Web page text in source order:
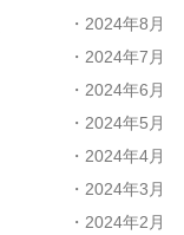
2024年8月
2024年7月
2024年6月
2024年5月
2024年4月
2024年3月
2024年2月